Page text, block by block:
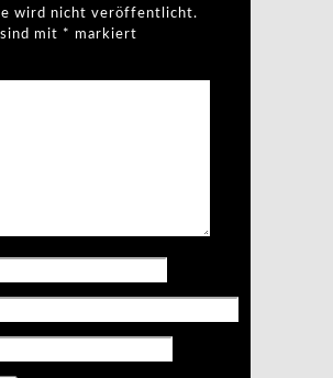
wird nicht veröffentlicht.
mit * markiert